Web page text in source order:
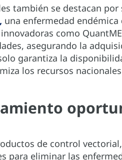
también se destacan
una enfermedad
como
asegurando la
garantiza la
los recursos
de control
para eliminar las